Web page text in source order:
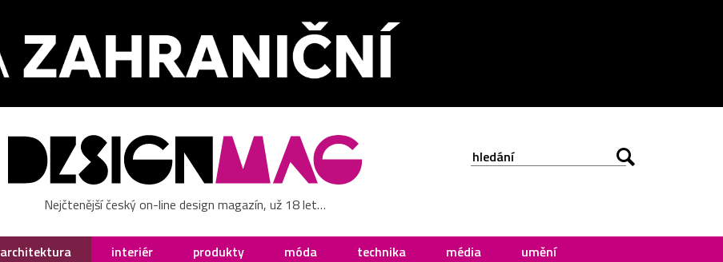
Nejčtenější český on-line design magazín, už 18 let…
architektura interiér produkty móda technika média umění